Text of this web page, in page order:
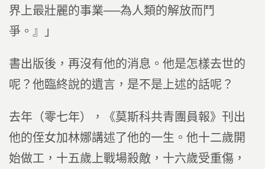
界上最壯麗的事業──為人類的解放而鬥
爭。』」
書出版後，再沒有他的消息。他是怎樣去世的
呢？他臨終說的遺言，是不是上述的話呢？
去年（零七年），《莫斯科共青團員報》刊出
他的侄女加林娜講述了他的一生。他十二歲開
始做工，十五歲上戰場殺敵，十六歲受重傷，